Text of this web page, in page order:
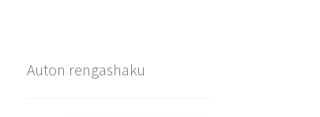
Auton rengashaku